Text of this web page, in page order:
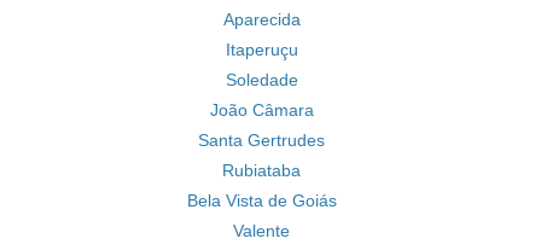
Aparecida
Itaperuçu
Soledade
João Câmara
Santa Gertrudes
Rubiataba
Bela Vista de Goiás
Valente